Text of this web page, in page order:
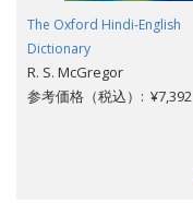
The Oxford Hindi-English
Dictionary
R. S. McGregor
参考価格（税込）: ¥7,392